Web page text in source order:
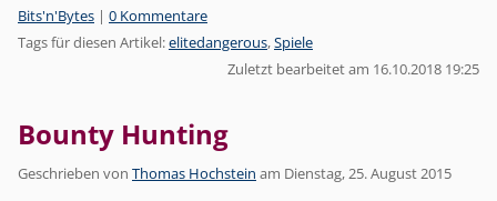
Kategorien:
Bits'n'Bytes | 0 Kommentare
Tags für diesen Artikel:elitedangerous,Spiele
Zuletzt bearbeitet am 16.10.2018 19:25
Bounty Hunting
Geschrieben von Thomas Hochstein am Dienstag, 25. August 2015